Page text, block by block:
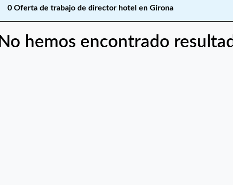
0 Oferta de trabajo de director hotel en Girona
No hemos encontrado